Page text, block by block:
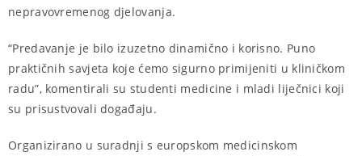
nepravovremenog djelovanja.
“Predavanje je bilo izuzetno dinamično i korisno. Puno
praktičnih savjeta koje ćemo sigurno primijeniti u kliničkom
radu”, komentirali su studenti medicine i mladi liječnici koji
su prisustvovali događaju.
Organizirano u suradnji s europskom medicinskom